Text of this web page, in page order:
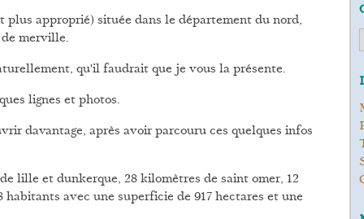
approprié) située dans le département du nord,
merville.
qu'il faudrait que je vous la présente.
lignes et photos.
davantage, après avoir parcouru ces quelques infos
lille et dunkerque, 28 kilomètres de saint omer, 12
avec une superficie de 917 hectares et une